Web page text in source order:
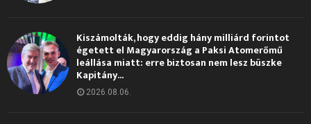
Kiszámolták, hogy eddig hány milliárd forintot
égetett el Magyarország a Paksi Atomerőmű
leállása miatt: erre biztosan nem lesz büszke
Kapitány...
2026.08.06.